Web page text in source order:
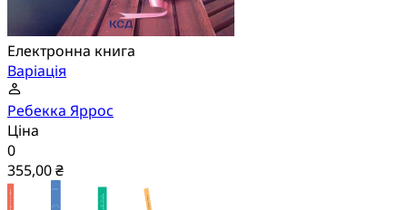
Електронна книга
Варіація
Ребекка Яррос
Ціна
0
355,00 ₴